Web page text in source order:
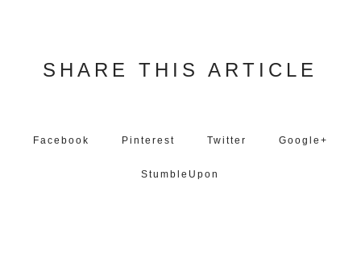
SHARE THIS ARTICLE
Facebook Pinterest Twitter Google+
StumbleUpon